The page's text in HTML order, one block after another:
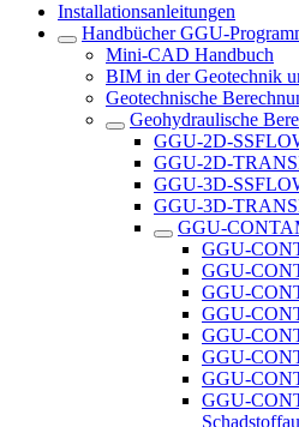
Installationsanleitungen
Handbücher GGU-
Mini-CAD Handbuch
BIM in der Geotechnik
Geotechnische
Geohydraulische
GGU-2D-
GGU-2D-
GGU-3D-
GGU-3D-
GGU-
GGU-
GGU-
GGU-
GGU-
GGU-
GGU-
GGU-
GGU-